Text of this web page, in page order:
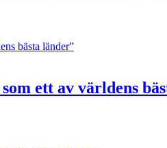
ett av världens